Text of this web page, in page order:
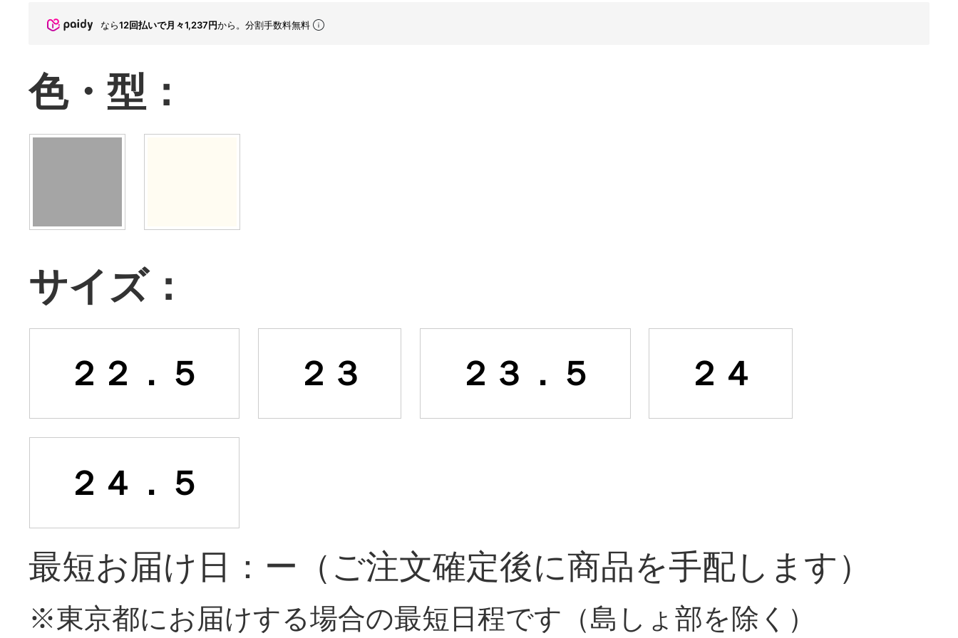
なら12回払いで月々1,237円から。分割手数料無料
色・型：
サイズ：
２２．５ ２３ ２３．５ ２４
２４．５
最短お届け日：ー （ご注文確定後に商品を手配します）
※東京都にお届けする場合の最短日程です（島しょ部を除く）